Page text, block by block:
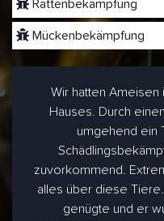
Rattenbekämpfung
Mückenbekämpfung
Wir hatten
Hauses. Durch
umgehend ein
zuvorkommend.
alles über diese
genügte und er